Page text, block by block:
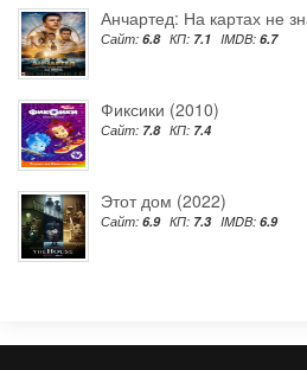
Анчартед: На картах не
Сайт: 6.8 КП: 7.1 IMDB: 6.7
Фиксики (2010)
Сайт: 7.8 КП: 7.4
Этот дом (2022)
Сайт: 6.9 КП: 7.3 IMDB: 6.9